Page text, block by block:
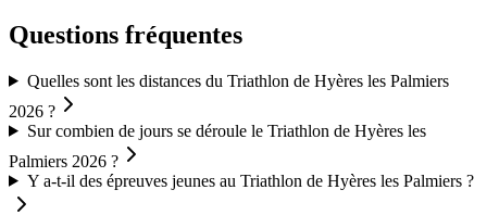
Questions fréquentes
Quelles sont les distances du Triathlon de Hyères les Palmiers
2026 ?
Sur combien de jours se déroule le Triathlon de Hyères les
Palmiers 2026 ?
Y a-t-il des épreuves jeunes au Triathlon de Hyères les Palmiers ?